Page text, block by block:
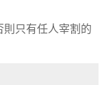
只有任人宰割的